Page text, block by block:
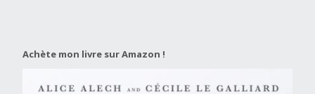
Achète mon livre sur Amazon !